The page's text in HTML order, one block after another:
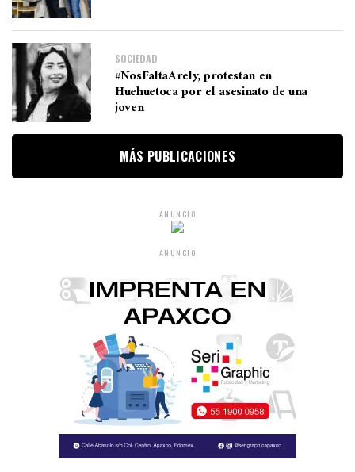
SOCIEDAD
#NosFaltaArely, protestan en
Huehuetoca por el asesinato de una
joven
MÁS PUBLICACIONES
ANUNCIO
ANUNCIO